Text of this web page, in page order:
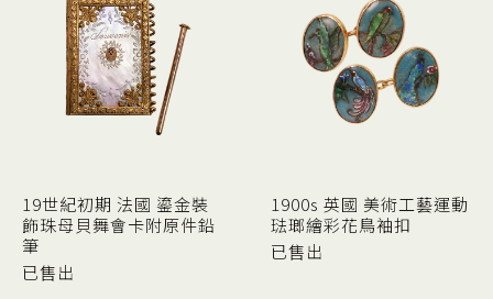
19世紀初期 法國 鎏金裝
飾珠母貝舞會卡附原件鉛
筆
已售出
1900s 英國 美術工藝運動
琺瑯繪彩花鳥袖扣
已售出